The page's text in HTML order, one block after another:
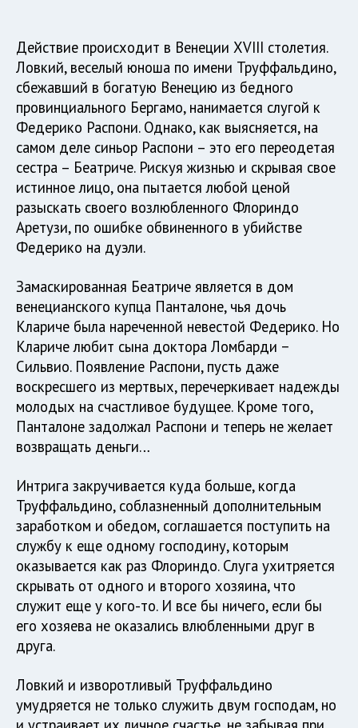
Действие происходит в Венеции ХVIII столетия.
Ловкий, веселый юноша по имени Труффальдино,
сбежавший в богатую Венецию из бедного
провинциального Бергамо, нанимается слугой к
Федерико Распони. Однако, как выясняется, на
самом деле синьор Распони – это его переодетая
сестра – Беатриче. Рискуя жизнью и скрывая свое
истинное лицо, она пытается любой ценой
разыскать своего возлюбленного Флориндо
Аретузи, по ошибке обвиненного в убийстве
Федерико на дуэли.
Замаскированная Беатриче является в дом
венецианского купца Панталоне, чья дочь
Клариче была нареченной невестой Федерико. Но
Клариче любит сына доктора Ломбарди −
Сильвио. Появление Распони, пусть даже
воскресшего из мертвых, перечеркивает надежды
молодых на счастливое будущее. Кроме того,
Панталоне задолжал Распони и теперь не желает
возвращать деньги…
Интрига закручивается куда больше, когда
Труффальдино, соблазненный дополнительным
заработком и обедом, соглашается поступить на
службу к еще одному господину, которым
оказывается как раз Флориндо. Слуга ухитряется
скрывать от одного и второго хозяина, что
служит еще у кого-то. И все бы ничего, если бы
его хозяева не оказались влюбленными друг в
друга.
Ловкий и изворотливый Труффальдино
умудряется не только служить двум господам, но